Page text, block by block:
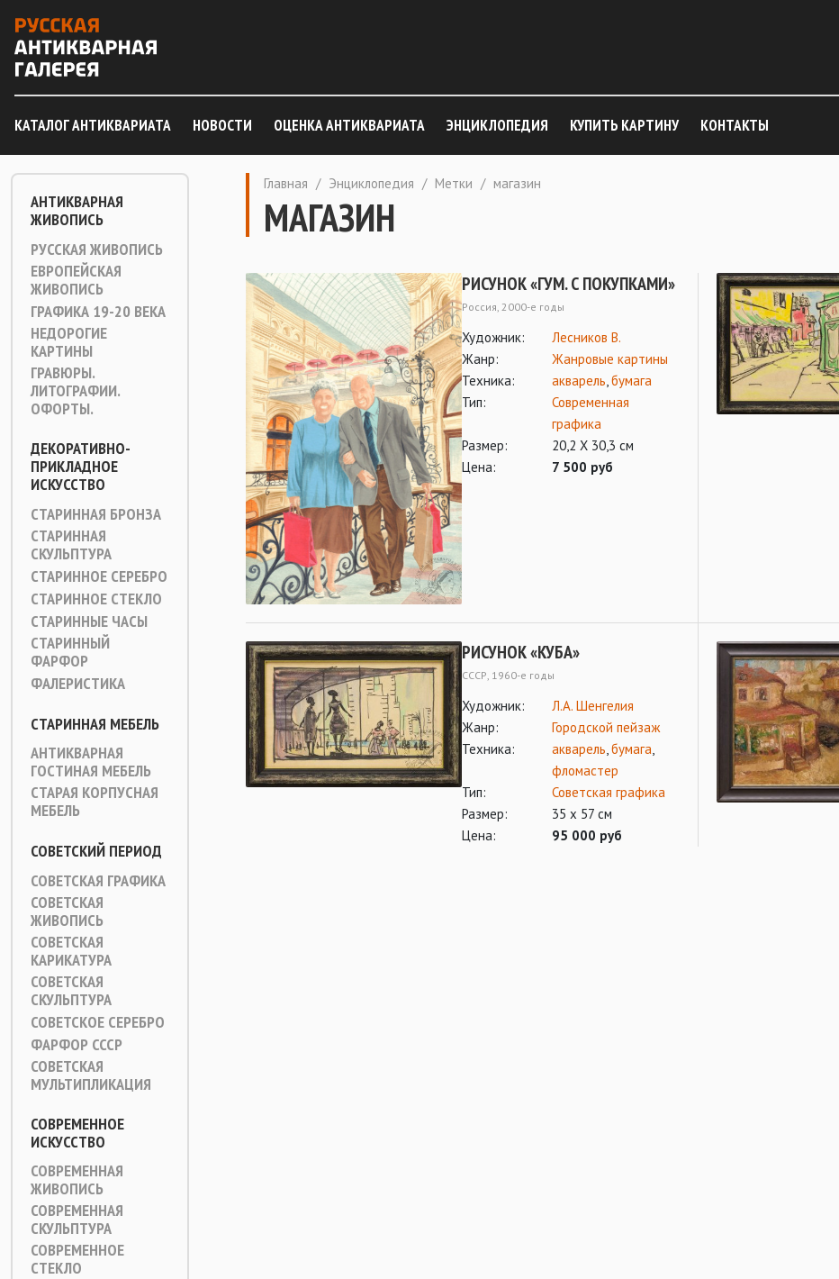
КАТАЛОГ АНТИКВАРИАТА НОВОСТИ ОЦЕНКА АНТИКВАРИАТА ЭНЦИКЛОПЕДИЯ КУПИТЬ КАРТИНУ КОНТАКТЫ
АНТИКВАРНАЯ
ЖИВОПИСЬ
РУССКАЯ ЖИВОПИСЬ
ЕВРОПЕЙСКАЯ
ЖИВОПИСЬ
ГРАФИКА 19-20 ВЕКА
НЕДОРОГИЕ
КАРТИНЫ
ГРАВЮРЫ.
ЛИТОГРАФИИ.
ОФОРТЫ.
ДЕКОРАТИВНО-
ПРИКЛАДНОЕ
ИСКУССТВО
СТАРИННАЯ БРОНЗА
СТАРИННАЯ
СКУЛЬПТУРА
СТАРИННОЕ СЕРЕБРО
СТАРИННОЕ СТЕКЛО
СТАРИННЫЕ ЧАСЫ
СТАРИННЫЙ
ФАРФОР
ФАЛЕРИСТИКА
СТАРИННАЯ МЕБЕЛЬ
АНТИКВАРНАЯ
ГОСТИНАЯ МЕБЕЛЬ
СТАРАЯ КОРПУСНАЯ
МЕБЕЛЬ
СОВЕТСКИЙ ПЕРИОД
СОВЕТСКАЯ ГРАФИКА
СОВЕТСКАЯ
ЖИВОПИСЬ
СОВЕТСКАЯ
КАРИКАТУРА
СОВЕТСКАЯ
СКУЛЬПТУРА
СОВЕТСКОЕ СЕРЕБРО
ФАРФОР СССР
СОВЕТСКАЯ
МУЛЬТИПЛИКАЦИЯ
СОВРЕМЕННОЕ
ИСКУССТВО
СОВРЕМЕННАЯ
ЖИВОПИСЬ
СОВРЕМЕННАЯ
СКУЛЬПТУРА
СОВРЕМЕННОЕ
СТЕКЛО
Главная / Энциклопедия / Метки / магазин
МАГАЗИН
РИСУНОК «ГУМ. С ПОКУПКАМИ»
Россия, 2000-е годы
Художник:
Лесников В.
Жанр:
Жанровые картины
Техника:
акварель,бумага
Тип:
Современная
графика
Размер:
20,2 Х 30,3 см
Цена:
7 500 руб
РИСУНОК «КУБА»
СССР, 1960-е годы
Художник:
Л.А. Шенгелия
Жанр:
Городской пейзаж
Техника:
акварель бумага
фломастер
Тип:
Советская графика
Размер:
35 х 57 см
Цена:
95 000 руб